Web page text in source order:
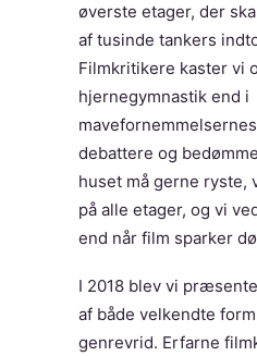
øverste etager, der
af tusinde tankers
Filmkritikere kaster vi
hjernegymnastik end i
debattere og
huset må gerne ryste,
på alle etager, og vi
end når film sparker
I 2018 blev vi
af både velkendte
genrevrid. Erfarne